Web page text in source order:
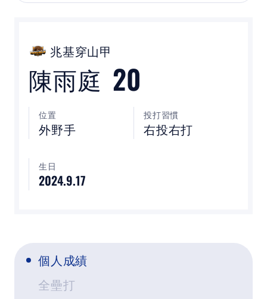
關於聯盟
裁判
下載專區
聯絡我們
兆基穿山甲
陳雨庭 20
位置
外野手
投打習慣
右投右打
生日
2024.9.17
個人成績
全壘打